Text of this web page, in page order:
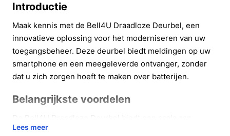
Introductie
Maak kennis met de Bell4U Draadloze Deurbel, een
innovatieve oplossing voor het moderniseren van uw
toegangsbeheer. Deze deurbel biedt meldingen op uw
smartphone en een meegeleverde ontvanger, zonder
dat u zich zorgen hoeft te maken over batterijen.
Belangrijkste voordelen
voordelen die uw leven gemakkelijker maken:
Lees meer